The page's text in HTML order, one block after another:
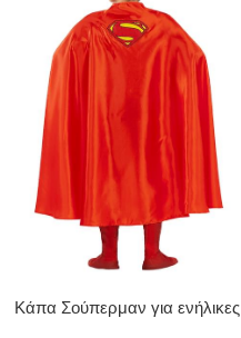
Κάπα Σούπερμαν για ενήλικες